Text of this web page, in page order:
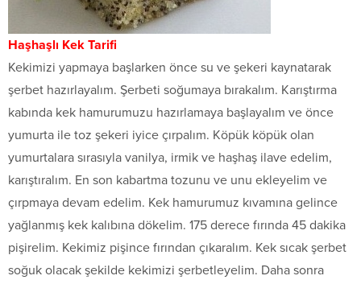
Haşhaşlı Kek Tarifi
Kekimizi yapmaya başlarken önce su ve şekeri kaynatarak
şerbet hazırlayalım. Şerbeti soğumaya bırakalım. Karıştırma
kabında kek hamurumuzu hazırlamaya başlayalım ve önce
yumurta ile toz şekeri iyice çırpalım. Köpük köpük olan
yumurtalara sırasıyla vanilya, irmik ve haşhaş ilave edelim,
karıştıralım. En son kabartma tozunu ve unu ekleyelim ve
çırpmaya devam edelim. Kek hamurumuz kıvamına gelince
yağlanmış kek kalıbına dökelim. 175 derece fırında 45 dakika
pişirelim. Kekimiz pişince fırından çıkaralım. Kek sıcak şerbet
soğuk olacak şekilde kekimizi şerbetleyelim. Daha sonra